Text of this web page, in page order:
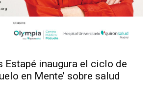
Estapé inaugura el ciclo de
en Mente’ sobre salud